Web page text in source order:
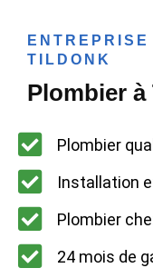
TILDONK
Plombier
Plombier
Installation
Plombier
24 mois de